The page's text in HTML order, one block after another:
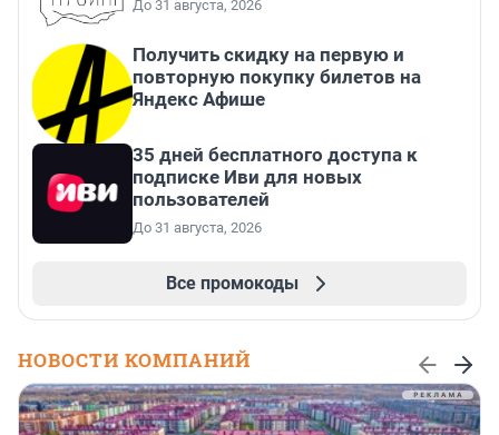
До 31 августа, 2026
Получить скидку на первую и
повторную покупку билетов на
Яндекс Афише
35 дней бесплатного доступа к
подписке Иви для новых
пользователей
До 31 августа, 2026
Все промокоды
НОВОСТИ КОМПАНИЙ